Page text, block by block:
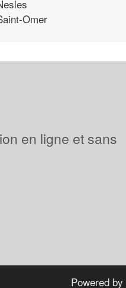
Omer
en ligne et sans
Powered by